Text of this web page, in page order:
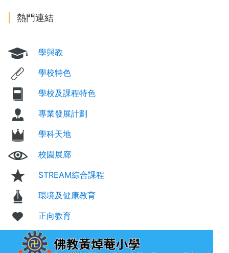
熱門連結
學與教
學校特色
學校及課程特色
專業發展計劃
學科天地
校園展廊
STREAM綜合課程
環境及健康教育
正向教育